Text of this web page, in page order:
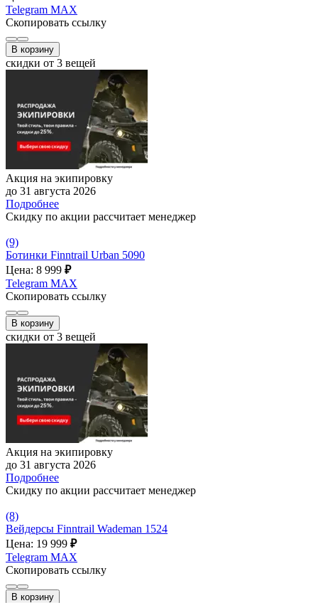
Telegram MAX
Скопировать ссылку
В корзину
скидки от 3 вещей
Акция на экипировку
до 31 августа 2026
Подробнее
Скидку по акции рассчитает менеджер
(9)
Ботинки Finntrail Urban 5090
Цена: 8 999 ₽
Telegram MAX
Скопировать ссылку
В корзину
скидки от 3 вещей
Акция на экипировку
до 31 августа 2026
Подробнее
Скидку по акции рассчитает менеджер
(8)
Вейдерсы Finntrail Wademan 1524
Цена: 19 999 ₽
Telegram MAX
Скопировать ссылку
В корзину